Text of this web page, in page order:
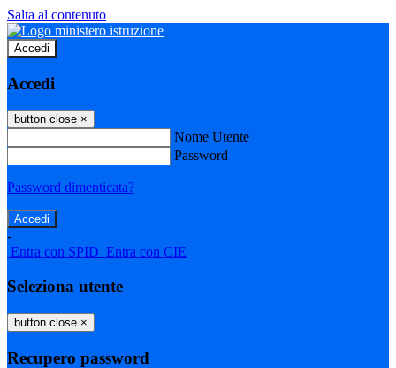
Salta al contenuto
Accedi
Accedi
button close ×
Nome Utente
Password
Password dimenticata?
-
Entra con SPID Entra con CIE
Seleziona utente
button close ×
Recupero password